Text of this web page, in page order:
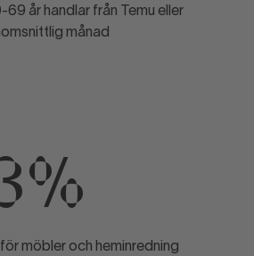
69 år handlar från Temu eller
månad
möbler och heminredning